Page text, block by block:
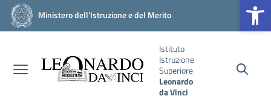
Vai ai contenuti
Vai al menu di navigazione
Vai al footer
Ministero dell'Istruzione e del Merito
Istituto
Istruzione
Superiore
Leonardo
da Vinci